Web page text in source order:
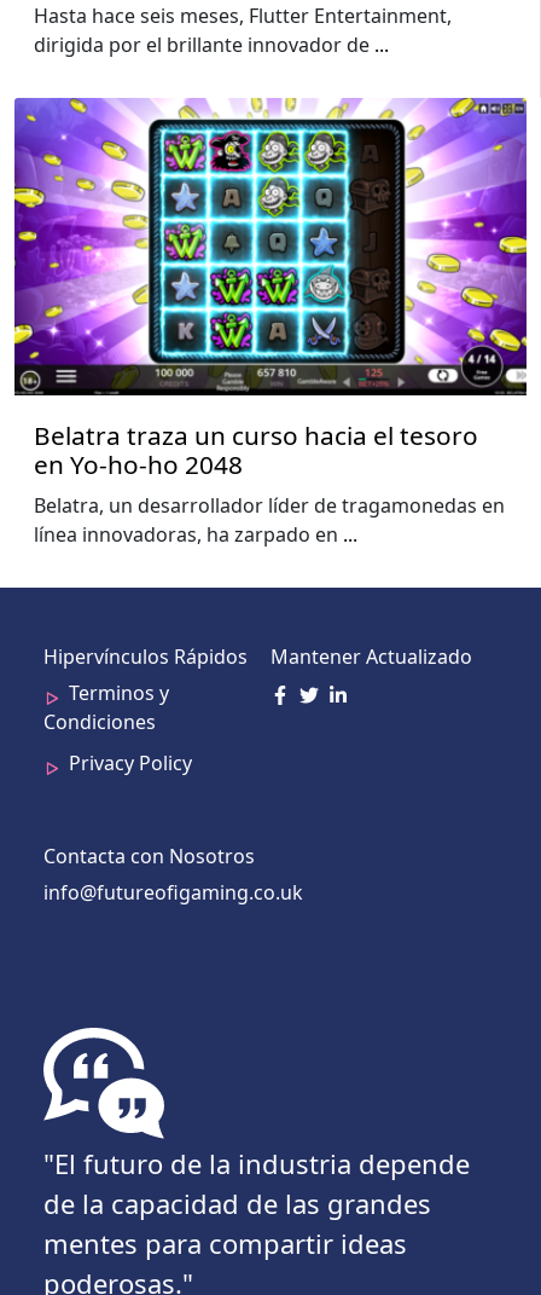
Hasta hace seis meses, Flutter Entertainment,
dirigida por el brillante innovador de ...
Belatra traza un curso hacia el tesoro
en Yo-ho-ho 2048
Belatra, un desarrollador líder de tragamonedas en
línea innovadoras, ha zarpado en ...
Hipervínculos Rápidos
Terminos y
Condiciones
Privacy Policy
Mantener Actualizado
Contacta con Nosotros
info@futureofigaming.co.uk
"El futuro de la industria depende
de la capacidad de las grandes
mentes para compartir ideas
poderosas."